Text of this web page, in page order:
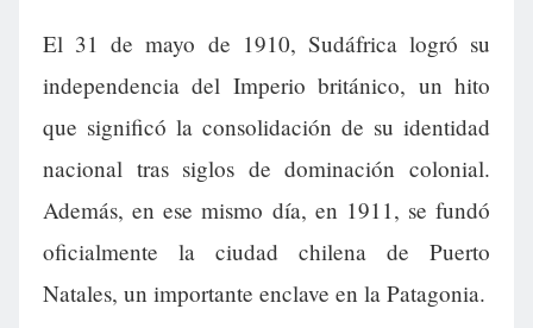
El 31 de mayo de 1910, Sudáfrica logró su
independencia del Imperio británico, un hito
que significó la consolidación de su identidad
nacional tras siglos de dominación colonial.
Además, en ese mismo día, en 1911, se fundó
oficialmente la ciudad chilena de Puerto
Natales, un importante enclave en la Patagonia.